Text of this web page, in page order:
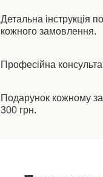
Детальна інструкція
кожного замовлення.
Професійна
Подарунок кожному
300 грн.